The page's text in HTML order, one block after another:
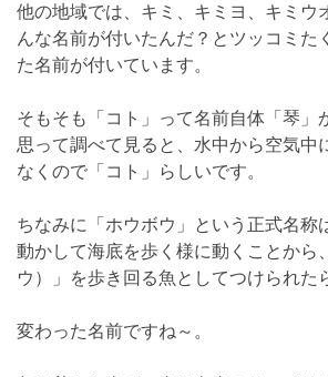
他の地域では、キミ、キミヨ、キミウ
んな名前が付いたんだ？とツッコミた
た名前が付いています。
そもそも「コト」って名前自体「琴」
思って調べて見ると、水中から空気中
なくので「コト」らしいです。
ちなみに「ホウボウ」という正式名称
動かして海底を歩く様に動くことから
ウ）」を歩き回る魚としてつけられた
変わった名前ですね～。